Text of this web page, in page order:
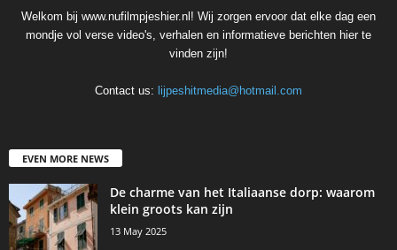
Welkom bij www.nufilmpjeshier.nl! Wij zorgen ervoor dat elke dag een
mondje vol verse video's, verhalen en informatieve berichten hier te
vinden zijn!
Contact us: lijpeshitmedia@hotmail.com
EVEN MORE NEWS
De charme van het Italiaanse dorp: waarom
klein groots kan zijn
13 May 2025